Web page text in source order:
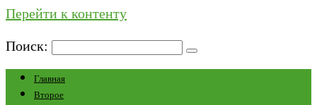
Перейти к контенту
Поиск:
Главная
Второе